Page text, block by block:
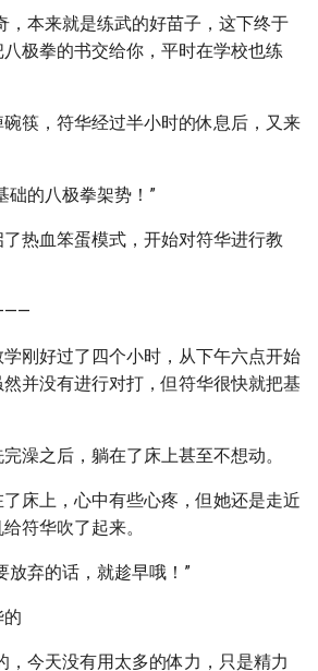
，本来就是练武的好苗子，这下终于
极拳的书交给你，平时在学校也练
筷，符华经过半小时的休息后，又来
础的八极拳架势！”
热血笨蛋模式，开始对符华进行教
刚好过了四个小时，从下午六点开始
并没有进行对打，但符华很快就把基
澡之后，躺在了床上甚至不想动。
床上，心中有些心疼，但她还是走近
符华吹了起来。
放弃的话，就趁早哦！”
的
，今天没有用太多的体力，只是精力